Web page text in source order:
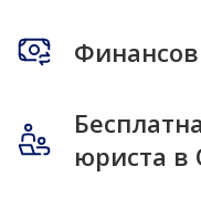
юриста в